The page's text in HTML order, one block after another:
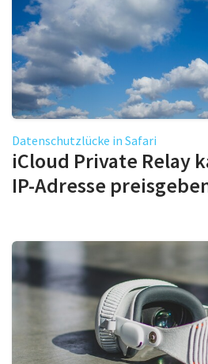
Datenschutzlücke in Safari
iCloud Private Relay
IP-Adresse